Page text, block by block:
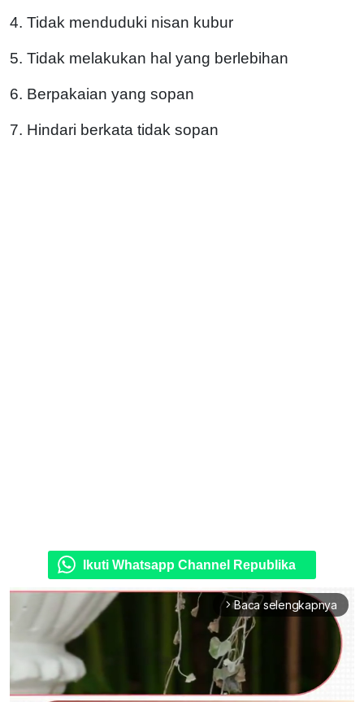
4. Tidak menduduki nisan kubur
5. Tidak melakukan hal yang berlebihan
6. Berpakaian yang sopan
7. Hindari berkata tidak sopan
Ikuti Whatsapp Channel Republika
arrow_forward_ios Baca selengkapnya